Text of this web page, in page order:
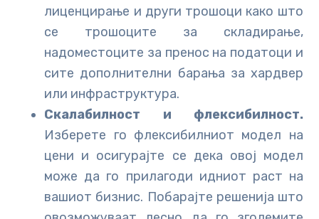
лиценцирање и други трошоци како што
се трошоците за складирање,
надоместоците за пренос на податоци и
сите дополнителни барања за хардвер
или инфраструктура.
Скалабилност и флексибилност.
Изберете го флексибилниот модел на
цени и осигурајте се дека овој модел
може да го прилагоди идниот раст на
вашиот бизнис. Побарајте решенија што